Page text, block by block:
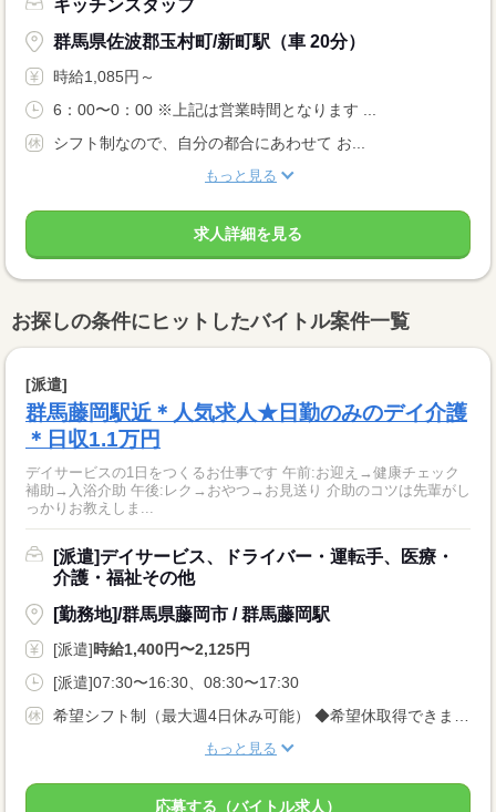
キッチンスタッフ
群馬県佐波郡玉村町/新町駅（車 20分）
時給1,085円～
6：00〜0：00 ※上記は営業時間となります ...
シフト制なので、自分の都合にあわせて お...
もっと見る
求人詳細を見る
お探しの条件にヒットしたバイトル案件一覧
[派遣]
群馬藤岡駅近＊人気求人★日勤のみのデイ介護
＊日収1.1万円
デイサービスの1日をつくるお仕事です 午前:お迎え→健康チェック
補助→入浴介助 午後:レク→おやつ→お見送り 介助のコツは先輩がし
っかりお教えしま...
[派遣]デイサービス、ドライバー・運転手、医療・
介護・福祉その他
[勤務地]/群馬県藤岡市 / 群馬藤岡駅
[派遣]時給1,400円〜2,125円
[派遣]07:30〜16:30、08:30〜17:30
もっと見る
応募する（バイトル求人）